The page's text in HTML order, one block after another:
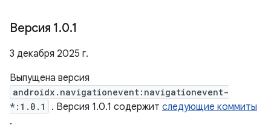
Версия 1.0.1
3 декабря 2025 г.
Выпущена версия
androidx.navigationevent:navigationevent-
*:1.0.1
. Версия 1.0.1 содержит следующие коммиты
.